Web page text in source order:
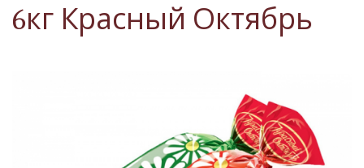
6кг Красный Октябрь